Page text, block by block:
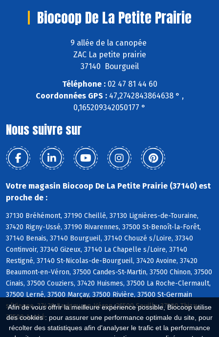
Afin de vous offrir la meilleure expérience possible, Biocoop utilise
des cookies : pour assurer une performance optimale du site, pour
récolter des statistiques afin d'analyser le trafic et la performance
Biocoop De La Petite Prairie
9 allée de la canopée
ZAC La petite prairie
37140 Bourgueil
Téléphone :02 47 81 44 60
Coordonnées GPS :47,2742843864638 ° ,
0,165209342050177 °
Nous suivre sur
Votre magasin Biocoop De La Petite Prairie (37140) est
proche de :
37130 Bréhémont, 37190 Cheillé, 37130 Lignières-de-Touraine,
37420 Rigny-Ussé, 37190 Rivarennes, 37500 St-Benoît-la-Forêt,
37140 Benais, 37140 Bourgueil, 37140 Chouzé s/Loire, 37340
Continvoir, 37340 Gizeux, 37140 La Chapelle s/Loire, 37140
Restigné, 37140 St-Nicolas-de-Bourgueil, 37420 Avoine, 37420
Beaumont-en-Véron, 37500 Candes-St-Martin, 37500 Chinon, 37500
Cinais, 37500 Couziers, 37420 Huismes, 37500 La Roche-Clermault,
37500 Lerné, 37500 Marçay, 37500 Rivière, 37500 St-Germain
s/Vienne, 37420 Savigny-en-Véron, 37500 Seuilly, 37500 Thizay,
37500 Anché